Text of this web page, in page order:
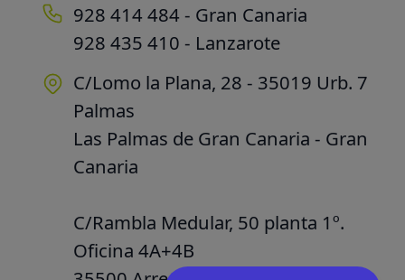
928 414 484 - Gran Canaria
928 435 410 - Lanzarote
C/Lomo la Plana, 28 - 35019 Urb. 7
Palmas
Las Palmas de Gran Canaria - Gran
Canaria
C/Rambla Medular, 50 planta 1º.
Oficina 4A+4B